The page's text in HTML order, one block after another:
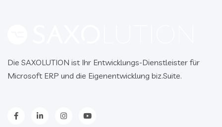
Die SAXOLUTION ist Ihr Entwicklungs-Dienstleister für
Microsoft ERP und die Eigenentwicklung biz.Suite.